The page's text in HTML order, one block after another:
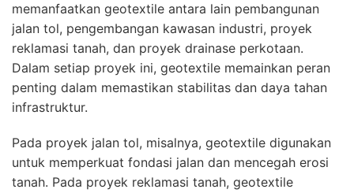
memanfaatkan geotextile antara lain pembangunan
jalan tol, pengembangan kawasan industri, proyek
reklamasi tanah, dan proyek drainase perkotaan.
Dalam setiap proyek ini, geotextile memainkan peran
penting dalam memastikan stabilitas dan daya tahan
infrastruktur.
Pada proyek jalan tol, misalnya, geotextile digunakan
untuk memperkuat fondasi jalan dan mencegah erosi
tanah. Pada proyek reklamasi tanah, geotextile